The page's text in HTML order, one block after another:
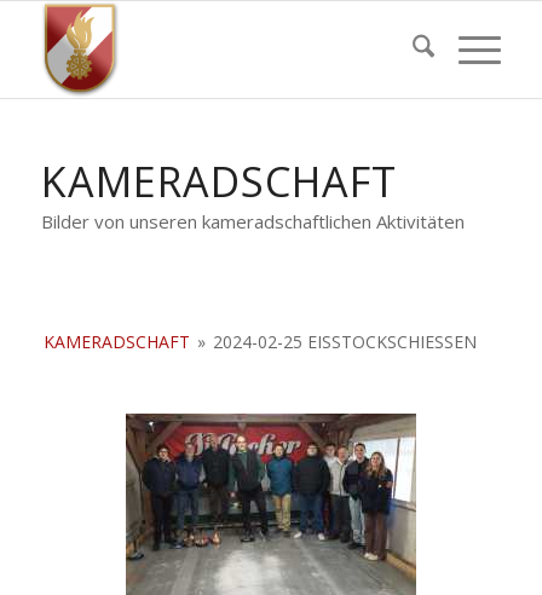
KAMERADSCHAFT
Bilder von unseren kameradschaftlichen Aktivitäten
KAMERADSCHAFT » 2024-02-25 EISSTOCKSCHIESSEN